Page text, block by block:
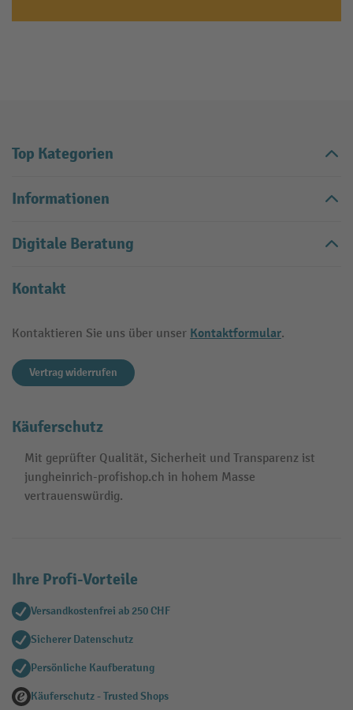
Top Kategorien
Informationen
Digitale Beratung
Kontakt
Kontaktieren Sie uns über unser Kontaktformular.
Vertrag widerrufen
Käuferschutz
Mit geprüfter Qualität, Sicherheit und Transparenz ist
jungheinrich-profishop.ch in hohem Masse
vertrauenswürdig.
Ihre Profi-Vorteile
Versandkostenfrei ab 250 CHF
Sicherer Datenschutz
Persönliche Kaufberatung
Käuferschutz - Trusted Shops